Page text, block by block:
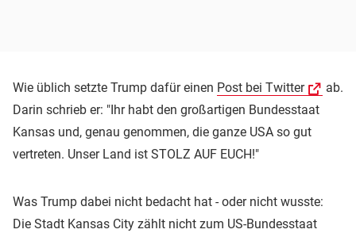
Wie üblich setzte Trump dafür einen Post bei Twitter
ab.
Darin schrieb er: "Ihr habt den großartigen Bundesstaat
Kansas und, genau genommen, die ganze USA so gut
vertreten. Unser Land ist STOLZ AUF EUCH!"
Was Trump dabei nicht bedacht hat - oder nicht wusste:
Die Stadt Kansas City zählt nicht zum US-Bundesstaat